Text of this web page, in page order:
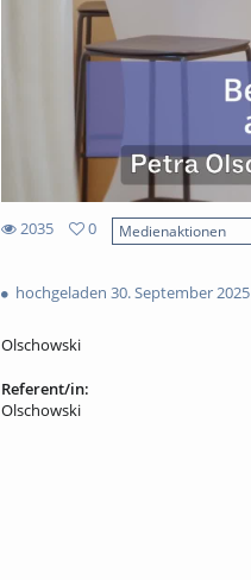
2035
views
0
Medienaktionen
hochgeladen 30. September 2025
Olschowski
Referent/in:
Olschowski